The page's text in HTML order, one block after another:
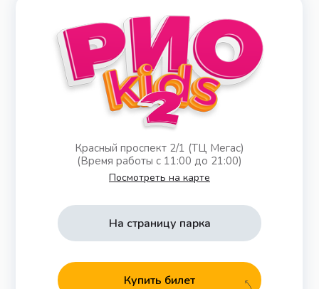
Красный проспект 2/1 (ТЦ Мегас)
(Время работы с 11:00 до 21:00)
На страницу парка
Купить билет
Посмотреть на карте